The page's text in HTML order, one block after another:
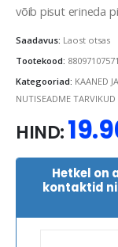
võib pisut erineda
Saadavus: Laost otsas
Tootekood:
Kategooriad: KAANED
NUTISEADME TARVIKUD
HIND:
Hetkel on
kontaktid